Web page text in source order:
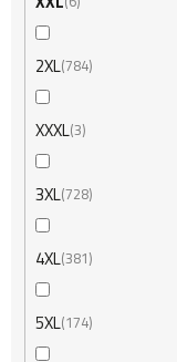
2XL784
XXXL3
3XL728
4XL381
5XL 174